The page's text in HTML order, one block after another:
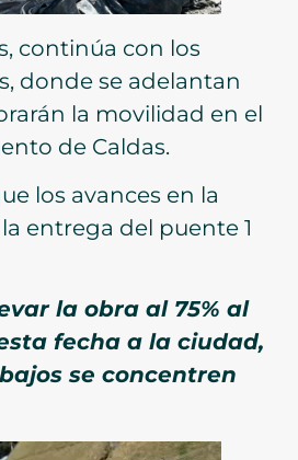
continúa con los
donde se adelantan
la movilidad en el
de Caldas.
los avances en la
entrega del puente 1
la obra al 75% al
fecha a la ciudad,
se concentren